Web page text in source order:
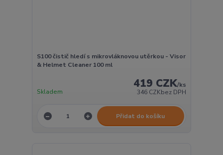
S100 čistič hledí s mikrovláknovou utěrkou - Visor
& Helmet Cleaner 100 ml
419 CZK/ks
346 CZKbez DPH
Skladem
Přidat do košíku